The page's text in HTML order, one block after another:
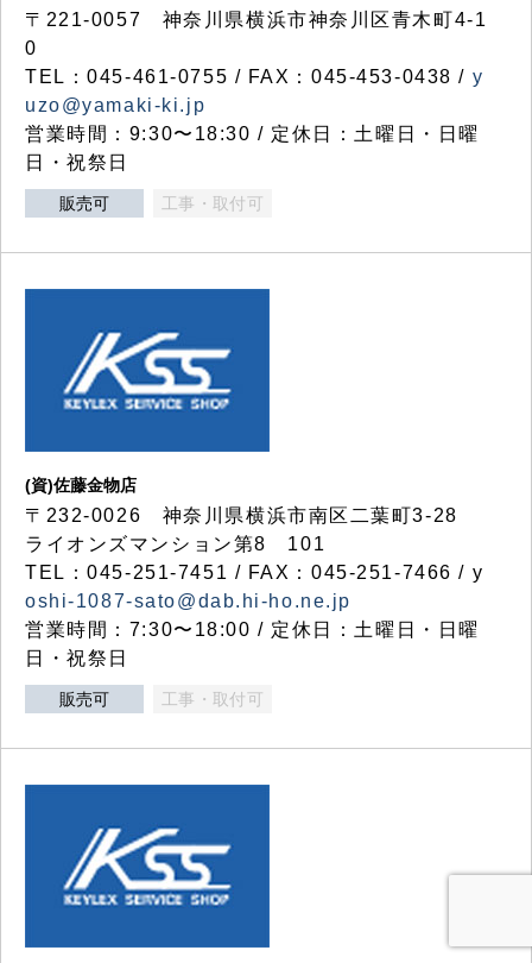
〒221-0057 神奈川県横浜市神奈川区青木町4-1
0
TEL：045-461-0755 / FAX：045-453-0438 / y
uzo@yamaki-ki.jp
営業時間：9:30〜18:30 / 定休日：土曜日・日曜
日・祝祭日
販売可 工事・取付可
(資)佐藤金物店
〒232-0026 神奈川県横浜市南区二葉町3-28
ライオンズマンション第8 101
TEL：045-251-7451 / FAX：045-251-7466 / y
oshi-1087-sato@dab.hi-ho.ne.jp
営業時間：7:30〜18:00 / 定休日：土曜日・日曜
日・祝祭日
販売可 工事・取付可